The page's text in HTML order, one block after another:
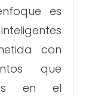
es
con
que
en el